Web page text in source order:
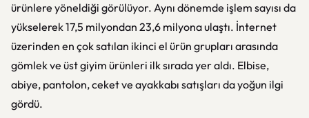
ürünlere yöneldiği görülüyor. Aynı dönemde işlem sayısı da
yükselerek 17,5 milyondan 23,6 milyona ulaştı. İnternet
üzerinden en çok satılan ikinci el ürün grupları arasında
gömlek ve üst giyim ürünleri ilk sırada yer aldı. Elbise,
abiye, pantolon, ceket ve ayakkabı satışları da yoğun ilgi
gördü.